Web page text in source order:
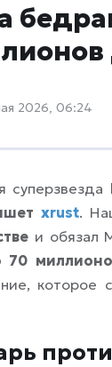
2026, 06:24
суперзвезда
xrust.
и обязал
70
которое